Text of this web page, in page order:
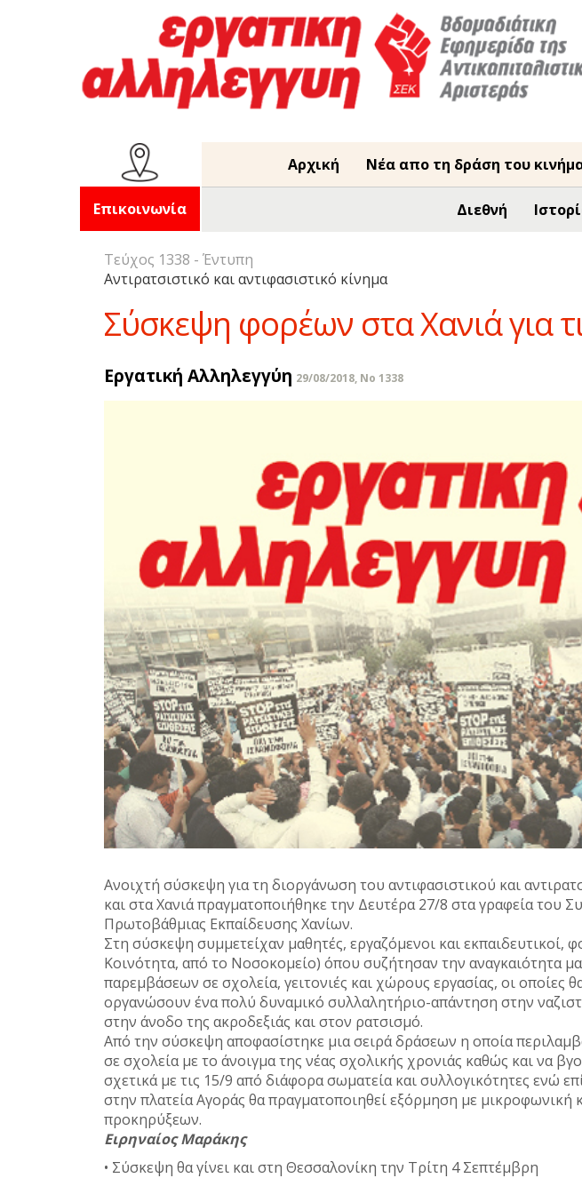
Επικοινωνία
Αρχική Νέα απο τη δράση του
Διεθνή
Τεύχος 1338 - Έντυπη
Αντιρατσιστικό και αντιφασιστικό κίνημα
Σύσκεψη φορέων στα Χανιά για
Εργατική Αλληλεγγύη 29/08/2018, No 1338
Ανοιχτή σύσκεψη για τη διοργάνωση του αντιφασιστικού και
και στα Χανιά πραγματοποιήθηκε την Δευτέρα 27/8 στα γραφεία του
Πρωτοβάθμιας Εκπαίδευσης Χανίων.
Στη σύσκεψη συμμετείχαν μαθητές, εργαζόμενοι και εκπαιδευτικοί,
Κοινότητα, από το Νοσοκομείο) όπου συζήτησαν την αναγκαιότητα
παρεμβάσεων σε σχολεία, γειτονιές και χώρους εργασίας, οι οποίες
οργανώσουν ένα πολύ δυναμικό συλλαλητήριο-απάντηση στην
στην άνοδο της ακροδεξιάς και στον ρατσισμό.
Από την σύσκεψη αποφασίστηκε μια σειρά δράσεων η οποία
σε σχολεία με το άνοιγμα της νέας σχολικής χρονιάς καθώς και να
σχετικά με τις 15/9 από διάφορα σωματεία και συλλογικότητες ενώ
στην πλατεία Αγοράς θα πραγματοποιηθεί εξόρμηση με μικροφωνική
προκηρύξεων.
Ειρηναίος Μαράκης
• Σύσκεψη θα γίνει και στη Θεσσαλονίκη την Τρίτη 4 Σεπτέμβρη